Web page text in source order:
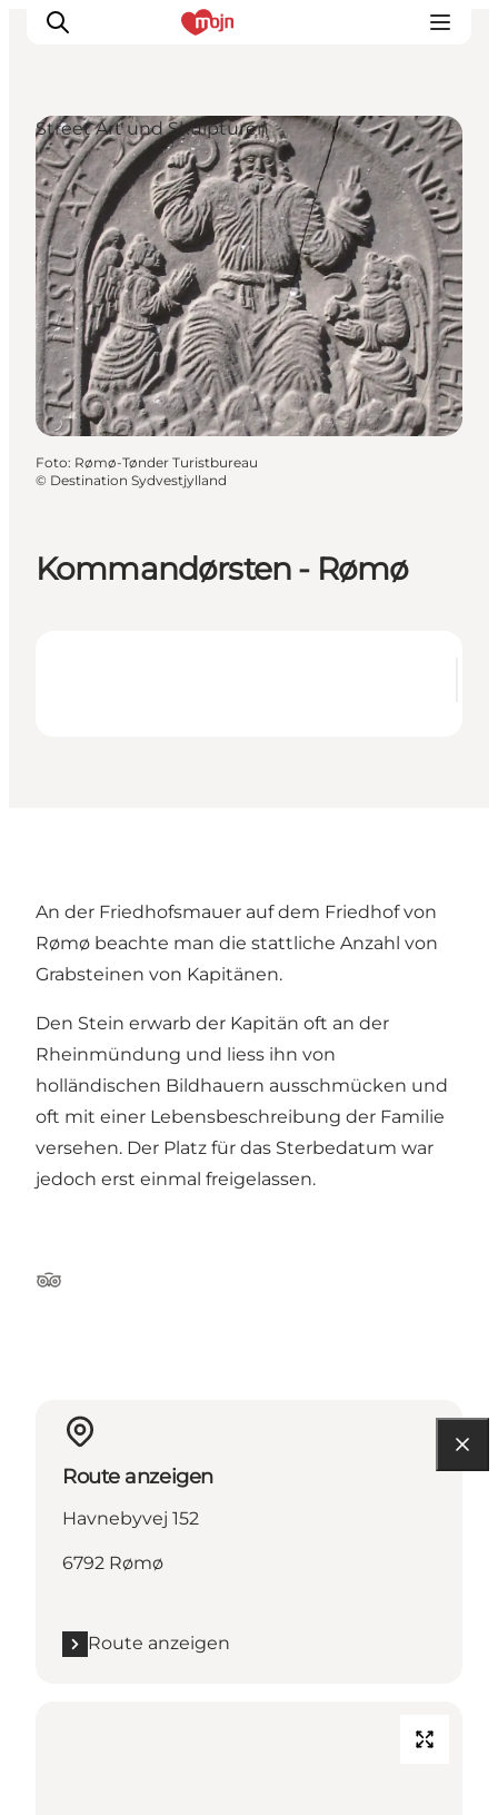
Erlebnisse
Städte und Regionen
Events
Übernachtung
Plane deine Reise
Booking
Kommandørsten - Rømø
Street Art und Skulpturen
Foto: Rømø-Tønder Turistbureau
© Destination Sydvestjylland
An der Friedhofsmauer auf dem Friedhof von
Rømø beachte man die stattliche Anzahl von
Grabsteinen von Kapitänen.
Den Stein erwarb der Kapitän oft an der
Rheinmündung und liess ihn von
holländischen Bildhauern ausschmücken und
oft mit einer Lebensbeschreibung der Familie
versehen. Der Platz für das Sterbedatum war
jedoch erst einmal freigelassen.
Tripadvisor
Route anzeigen
Havnebyvej 152
6792 Rømø
Route anzeigen